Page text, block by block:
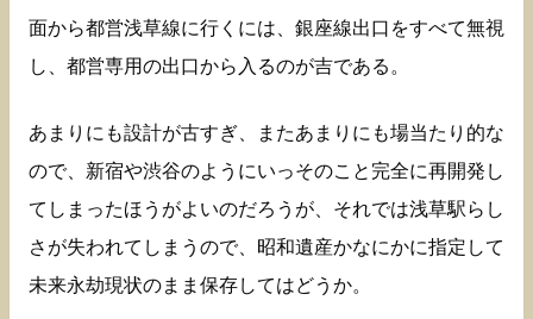
面から都営浅草線に行くには、銀座線出口をすべて無視
し、都営専用の出口から入るのが吉である。
あまりにも設計が古すぎ、またあまりにも場当たり的な
ので、新宿や渋谷のようにいっそのこと完全に再開発し
てしまったほうがよいのだろうが、それでは浅草駅らし
さが失われてしまうので、昭和遺産かなにかに指定して
未来永劫現状のまま保存してはどうか。